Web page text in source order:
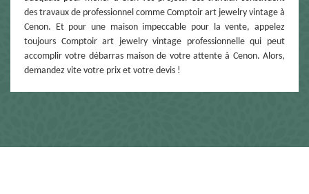
des travaux de professionnel comme Comptoir art jewelry vintage à
Cenon. Et pour une maison impeccable pour la vente, appelez
toujours Comptoir art jewelry vintage professionnelle qui peut
accomplir votre débarras maison de votre attente à Cenon. Alors,
demandez vite votre prix et votre devis !